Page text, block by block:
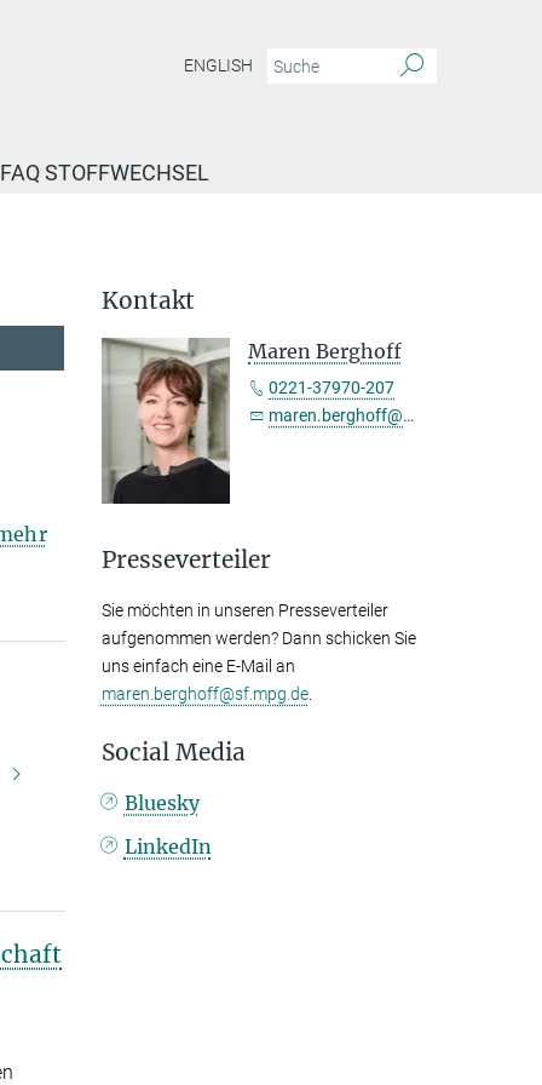
ENGLISH
FAQ STOFFWECHSEL
Kontakt
Maren Berghoff
0221-37970-207
maren.berghoff@sf.mpg.de
Presseverteiler
Sie möchten in unseren Presseverteiler
aufgenommen werden? Dann schicken Sie
uns einfach eine E-Mail an
maren.berghoff@sf.mpg.de.
Social Media
Bluesky
LinkedIn